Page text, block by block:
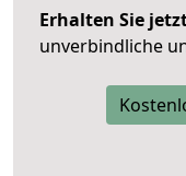
Erhalten Sie
unverbindliche